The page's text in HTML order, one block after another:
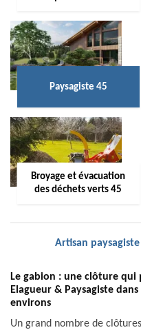
Paysagiste 45
Broyage et évacuation
des déchets verts 45
Artisan
Le gabion : une clôture qui
Elagueur & Paysagiste
environs
Un grand nombre de